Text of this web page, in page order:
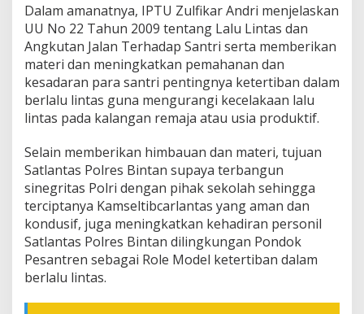
Dalam amanatnya, IPTU Zulfikar Andri menjelaskan
UU No 22 Tahun 2009 tentang Lalu Lintas dan
Angkutan Jalan Terhadap Santri serta memberikan
materi dan meningkatkan pemahanan dan
kesadaran para santri pentingnya ketertiban dalam
berlalu lintas guna mengurangi kecelakaan lalu
lintas pada kalangan remaja atau usia produktif.
Selain memberikan himbauan dan materi, tujuan
Satlantas Polres Bintan supaya terbangun
sinegritas Polri dengan pihak sekolah sehingga
terciptanya Kamseltibcarlantas yang aman dan
kondusif, juga meningkatkan kehadiran personil
Satlantas Polres Bintan dilingkungan Pondok
Pesantren sebagai Role Model ketertiban dalam
berlalu lintas.